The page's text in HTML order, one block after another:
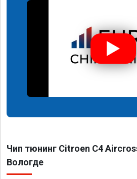
Чип тюнинг Citroen C4
Вологде